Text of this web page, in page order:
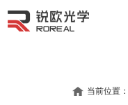
当前位置：